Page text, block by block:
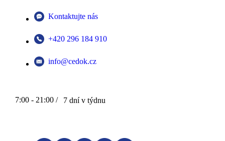
Kontaktujte nás
+420 296 184 910
info@cedok.cz
7:00 - 21:00 / 7 dní v týdnu